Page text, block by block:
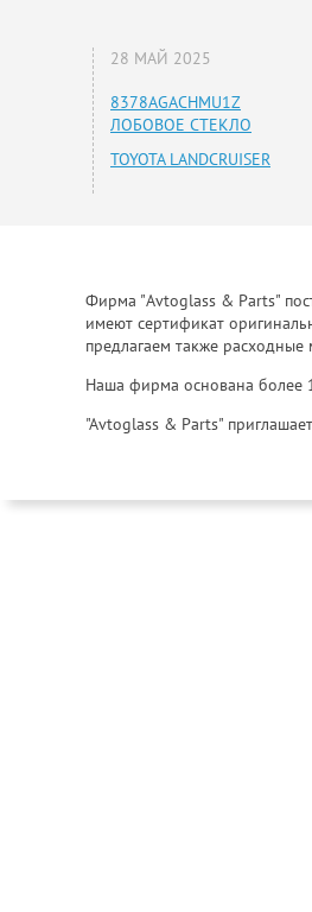
28 МАЙ 2025
8378AGACHMU1Z
ЛОБОВОЕ СТЕКЛО
TOYOTA LANDCRUISER
Фирма "Avtoglass & Parts"
имеют сертификат
предлагаем также расходные
Наша фирма основана более
"Avtoglass & Parts"